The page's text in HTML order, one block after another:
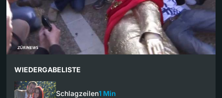
WIEDERGABELISTE
Schlagzeilen1 Min